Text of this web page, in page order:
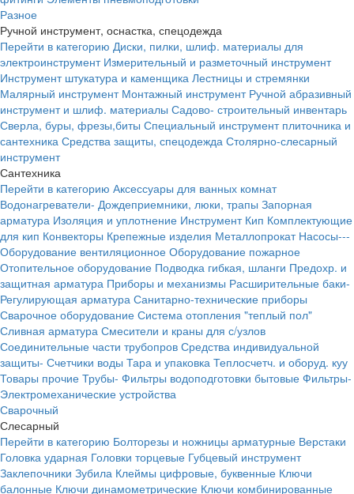
Разное
Ручной инструмент, оснастка, спецодежда
Перейти в категорию Диски, пилки, шлиф. материалы для
электроинструмент Измерительный и разметочный инструмент
Инструмент штукатура и каменщика Лестницы и стремянки
Малярный инструмент Монтажный инструмент Ручной абразивный
инструмент и шлиф. материалы Садово- строительный инвентарь
Сверла, буры, фрезы,биты Специальный инструмент плиточника и
сантехника Средства защиты, спецодежда Столярно-слесарный
инструмент
Сантехника
Перейти в категорию Аксессуары для ванных комнат
Водонагреватели- Дождеприемники, люки, трапы Запорная
арматура Изоляция и уплотнение Инструмент Кип Комплектующие
для кип Конвекторы Крепежные изделия Металлопрокат Насосы---
Оборудование вентиляционное Оборудование пожарное
Отопительное оборудование Подводка гибкая, шланги Предохр. и
защитная арматура Приборы и механизмы Расширительные баки-
Регулирующая арматура Санитарно-технические приборы
Сварочное оборудование Система отопления "теплый пол"
Сливная арматура Смесители и краны для с/узлов
Соединительные части трубопров Средства индивидуальной
защиты- Счетчики воды Тара и упаковка Теплосчетч. и оборуд. куу
Товары прочие Трубы- Фильтры водоподготовки бытовые Фильтры-
Электромеханические устройства
Сварочный
Слесарный
Перейти в категорию Болторезы и ножницы арматурные Верстаки
Головка ударная Головки торцевые Губцевый инструмент
Заклепочники Зубила Клеймы цифровые, буквенные Ключи
балонные Ключи динамометрические Ключи комбинированные